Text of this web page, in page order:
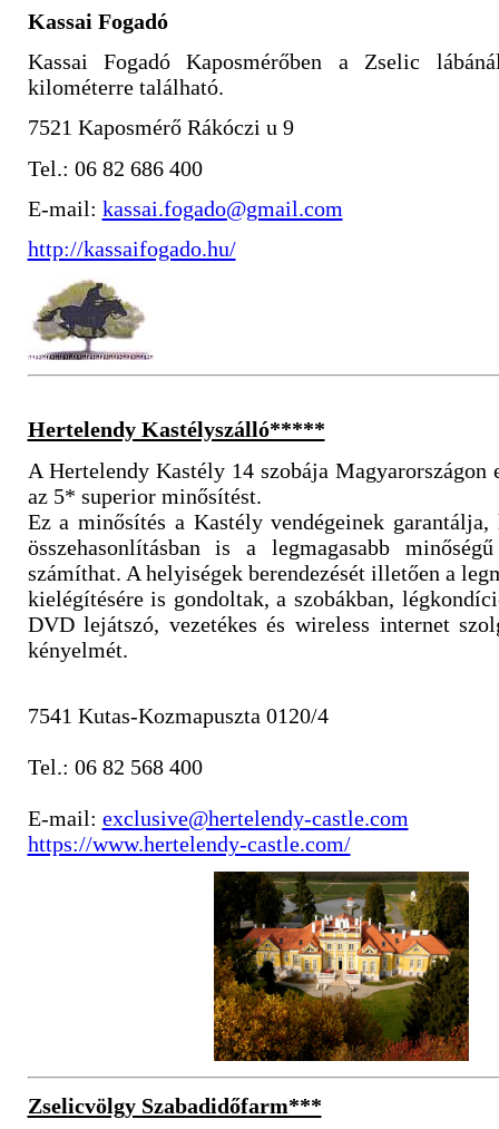
Kassai Fogadó
Kassai Fogadó Kaposmérőben a Zselic
kilométerre található.
7521 Kaposmérő Rákóczi u 9
Tel.: 06 82 686 400
E-mail: kassai.fogado@gmail.com
http://kassaifogado.hu/
Hertelendy Kastélyszálló*****
A Hertelendy Kastély 14 szobája Magyarországon
az 5* superior minősítést.
Ez a minősítés a Kastély vendégeinek garantálja,
összehasonlításban is a legmagasabb
számíthat. A helyiségek berendezését illetően a
kielégítésére is gondoltak, a szobákban,
DVD lejátszó, vezetékes és wireless internet
kényelmét.
7541 Kutas-Kozmapuszta 0120/4
Tel.: 06 82 568 400
E-mail: exclusive@hertelendy-castle.com
https://www.hertelendy-castle.com/
Zselicvölgy Szabadidőfarm***